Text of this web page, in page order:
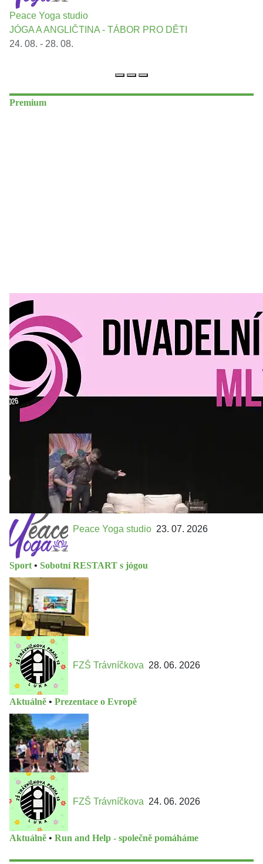
Peace Yoga studio
JÓGA A ANGLIČTINA - TÁBOR PRO DĚTI
24. 08. - 28. 08.
Premium
Divadelní Mlýn 30. 07. 2026
Kultura a volný čas
Divadelní mlýn. 15. až 18. října KD
MLEJN. Vstupenky již v prodeji.
Přijďte na přátelský festival divadla a inspirace 15. až 18.
října 2026 Vstupenky již v prodeji na GOOUT -
https://divadelnimlyn.cz/vstupenky Představ si čtyři dny
Peace Yoga studio 23. 07. 2026
Sport • Sobotní RESTART s jógou
FZŠ Trávníčkova 28. 06. 2026
Aktuálně • Prezentace o Evropě
FZŠ Trávníčkova 24. 06. 2026
Aktuálně • Run and Help - společně pomáháme